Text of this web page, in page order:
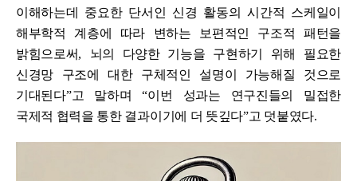
이해하는데 중요한 단서인 신경 활동의 시간적 스케일이
해부학적 계층에 따라 변하는 보편적인 구조적 패턴을
밝힘으로써, 뇌의 다양한 기능을 구현하기 위해 필요한
신경망 구조에 대한 구체적인 설명이 가능해질 것으로
기대된다”고 말하며“이번 성과는 연구진들의 밀접한
국제적 협력을 통한 결과이기에 더 뜻깊다”고 덧붙였다.